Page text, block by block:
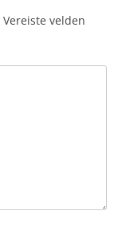
Vereiste velden